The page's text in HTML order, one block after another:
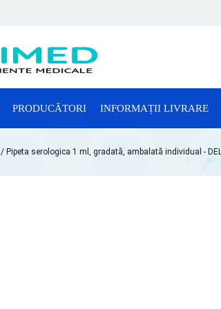
CONSUMABILE
Anatomie Patologică
PRODUCĂTORI INFORMAȚII LIVRARE
/ Pipeta serologica 1 ml, gradată, ambalată individual -